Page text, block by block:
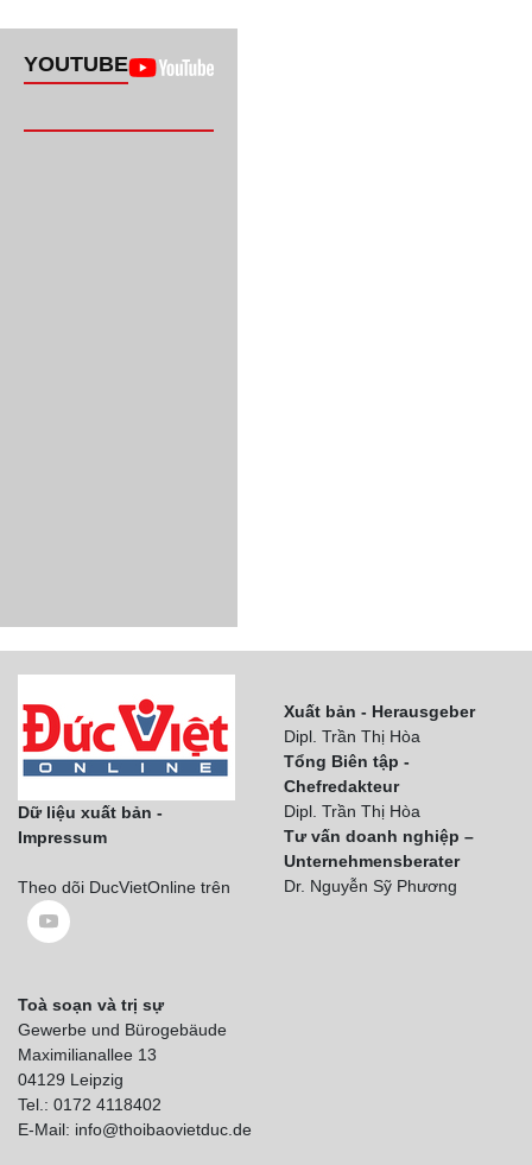
YOUTUBE
Dữ liệu xuất bản -
Impressum
Theo dõi DucVietOnline trên
Xuất bản - Herausgeber
Dipl. Trần Thị Hòa
Tổng Biên tập -
Chefredakteur
Dipl. Trần Thị Hòa
Tư vấn doanh nghiệp –
Unternehmensberater
Dr. Nguyễn Sỹ Phương
Toà soạn và trị sự
Gewerbe und Bürogebäude
Maximilianallee 13
04129 Leipzig
Tel.: 0172 4118402
E-Mail: info@thoibaovietduc.de